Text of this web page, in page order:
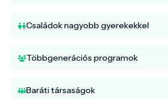
Családok nagyobb gyerekekkel
Többgenerációs programok
Baráti társaságok